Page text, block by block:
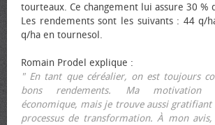
tourteaux. Ce changement lui assure 30 %
Les rendements sont les suivants : 44 q/
q/ha en tournesol.
Romain Prodel explique :
" En tant que céréalier, on est toujours
bons rendements. Ma motivation
économique, mais je trouve aussi gratifiant
processus de transformation. À mon